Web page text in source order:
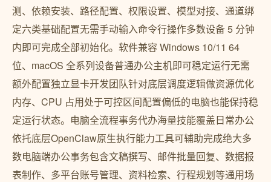
测、依赖安装、路径配置、权限设置、模型对接、通道绑
定六类基础配置无需手动输入命令行操作多数设备 5 分钟
内即可完成全部初始化。软件兼容 Windows 10/11 64
位、macOS 全系列设备普通办公主机即可稳定运行无需
额外配置独立显卡开发团队针对底层调度逻辑做资源优化
内存、CPU 占用处于可控区间配置偏低的电脑也能保持稳
定运行状态。电脑全流程事务代办海量技能覆盖日常办公
依托底层OpenClaw原生执行能力工具可辅助完成绝大多
数电脑端办公事务包含文稿撰写、邮件批量回复、数据报
表制作、多平台账号管理、资料检索、行程规划等通用场